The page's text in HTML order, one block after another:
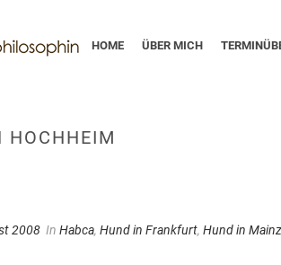
HOME ÜBER MICH
HOCHHEIM
2008 In Habca, Hund in Frankfurt, Hund in Mainz